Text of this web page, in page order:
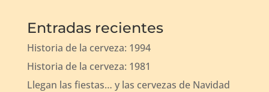
Entradas recientes
Historia de la cerveza: 1994
Historia de la cerveza: 1981
Llegan las fiestas… y las cervezas de Navidad